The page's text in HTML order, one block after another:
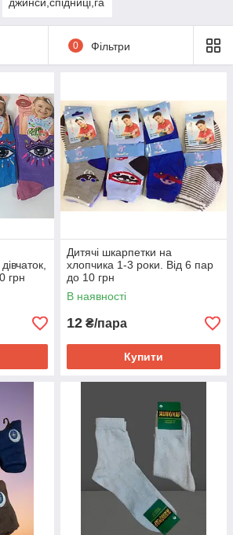
джинси,спідниці,га
0 Фільтри
грн
Дитячі шкарпетки на
хлопчика 1-3 роки. Від 6 пар
до 10 грн
В наявності
12 ₴/пара
Купити